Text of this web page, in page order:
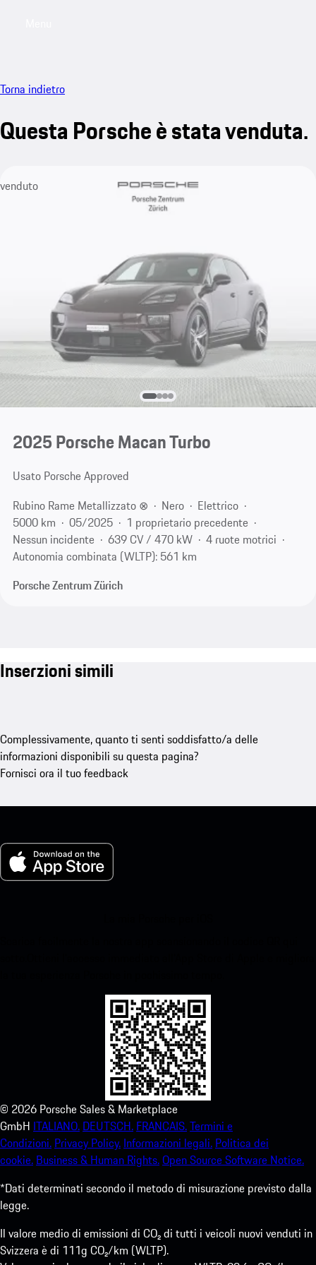
Torna indietro
Questa Porsche è stata venduta.
venduto
2025 Porsche Macan Turbo
Usato Porsche Approved
Rubino Rame Metallizzato ⊗
Nero
Elettrico
5000 km
05/2025
1 proprietario precedente
Nessun incidente
639 CV / 470 kW
4 ruote motrici
Autonomia combinata (WLTP): 561 km
Porsche Zentrum Zürich
Inserzioni simili
Complessivamente, quanto ti senti soddisfatto/a delle
informazioni disponibili su questa pagina?
Fornisci ora il tuo feedback
© 2026 Porsche Sales & Marketplace
GmbH ITALIANO. DEUTSCH. FRANCAIS.Termini e
Condizioni. Privacy Policy. Informazioni legali. Politica dei
cookie. Business & Human Rights.Open Source Software Notice.
*Dati determinati secondo il metodo di misurazione previsto dalla
legge.
Il valore medio di emissioni di CO₂ di tutti i veicoli nuovi venduti in
Svizzera è di 111g CO₂/km (WLTP).